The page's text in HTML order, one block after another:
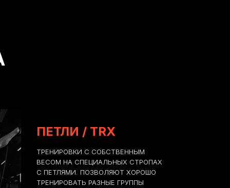
ПЕТЛИ / TRX
ТРЕНИРОВКИ С СОБСТВЕННЫМ
ВЕСОМ НА СПЕЦИАЛЬНЫХ СТРОПАХ
С ПЕТЛЯМИ. ПОЗВОЛЯЮТ ХОРОШО
ТРЕНИРОВАТЬ РАЗНЫЕ ГРУППЫ